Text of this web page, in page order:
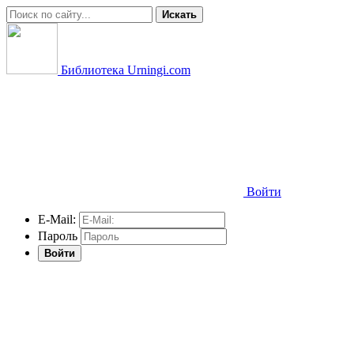
Искать
Библиотека Urningi.com
Войти
E-Mail:
Пароль
Войти